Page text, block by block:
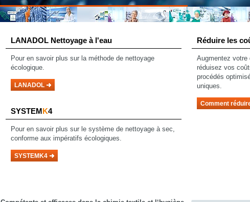
LANADOL Nettoyage à l'eau
Pour en savoir plus sur la méthode de nettoyage
écologique.
LANADOL
SYSTEMK4
Pour en savoir plus sur le système de nettoyage à sec,
conforme aux impératifs écologiques.
SYSTEMK4
Réduire les
Augmentez
réduisez vos
procédés
uniques.
Comment